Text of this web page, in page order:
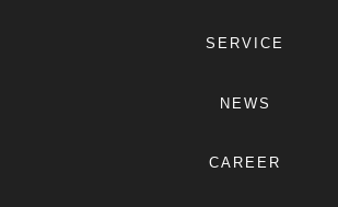
SERVICE
NEWS
CAREER